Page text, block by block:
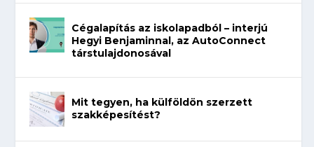
Cégalapítás az iskolapadból – interjú
Hegyi Benjaminnal, az AutoConnect
társtulajdonosával
Mit tegyen, ha külföldön szerzett
szakképesítést?